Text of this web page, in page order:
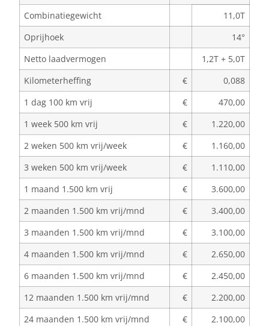
Combinatiegewicht
11,0T
Oprijhoek
14°
Netto laadvermogen
1,2T + 5,0T
Kilometerheffing
€
0,088
1 dag 100 km vrij
€
470,00
1 week 500 km vrij
€
1.220,00
2 weken 500 km vrij/week
€
1.160,00
3 weken 500 km vrij/week
€
1.110,00
1 maand 1.500 km vrij
€
3.600,00
2 maanden 1.500 km vrij/mnd
€
3.400,00
3 maanden 1.500 km vrij/mnd
€
3.100,00
4 maanden 1.500 km vrij/mnd
€
2.650,00
6 maanden 1.500 km vrij/mnd
€
2.450,00
12 maanden 1.500 km vrij/mnd
€
2.200,00
24 maanden 1.500 km vrij/mnd
€ 2.100,00